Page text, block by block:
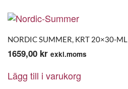
NORDIC SUMMER, KRT 20×30-ML
1659,00 kr exkl.moms
Lägg till i varukorg